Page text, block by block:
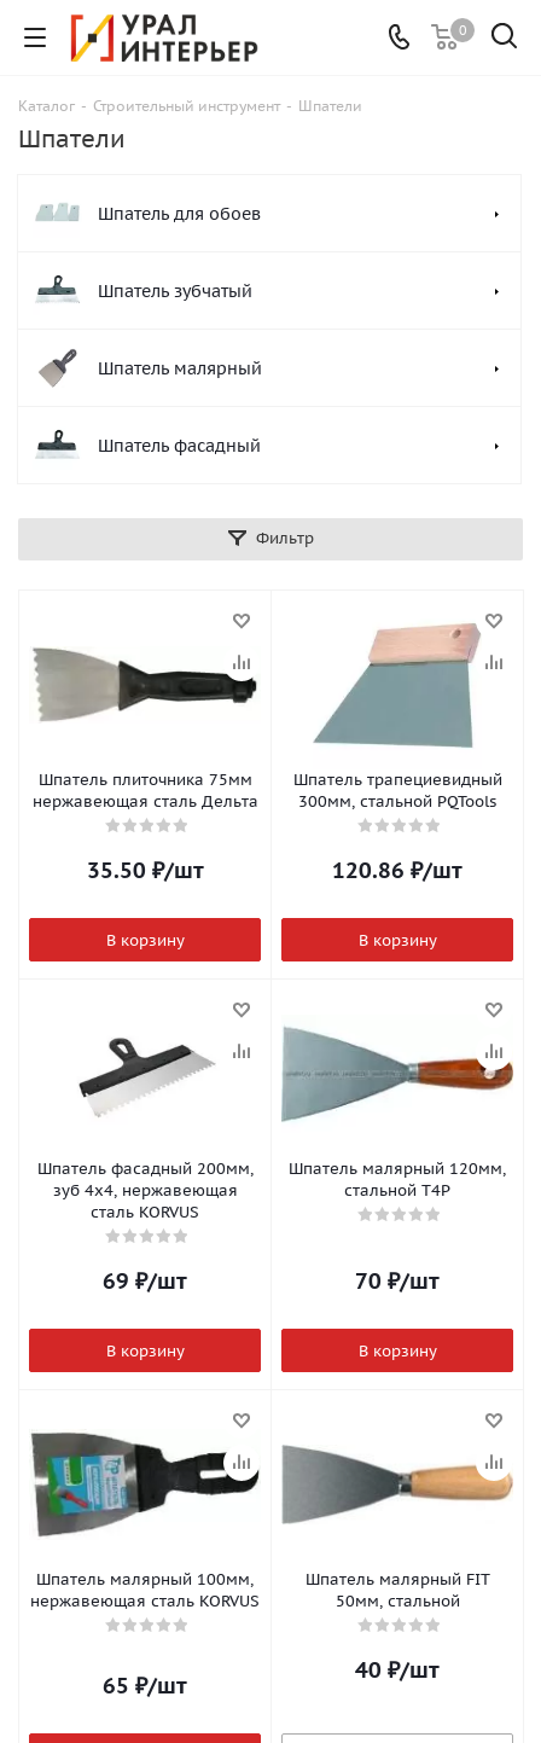
0
Каталог - Строительный инструмент - Шпатели
Шпатели
Шпатель для обоев
Шпатель зубчатый
Шпатель малярный
Шпатель фасадный
Фильтр
Шпатель плиточника 75мм
нержавеющая сталь Дельта
35.50 ₽/шт
В корзину
Шпатель трапециевидный
300мм, стальной PQTools
120.86 ₽/шт
В корзину
Шпатель фасадный 200мм,
зуб 4х4, нержавеющая
сталь KORVUS
69 ₽/шт
В корзину
Шпатель малярный 120мм,
стальной T4P
70 ₽/шт
В корзину
Шпатель малярный 100мм,
нержавеющая сталь KORVUS
65 ₽/шт
Шпатель малярный FIT
50мм, стальной
40 ₽/шт